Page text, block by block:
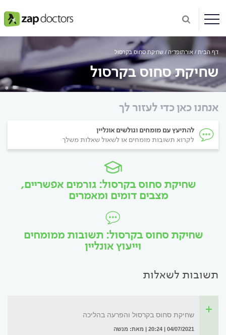
דף הבית אורתופדיה שחיקת סחוס בקרסול
שחיקת סחוס בקרסול
אנחנו כאן כדי לעזור לך
להתיעץ עם מומחים וגולשים אונליין
לקרוא תשובות מומחים או לשאול שאלות משלך
שחיקת סחוס בקרסול: גורמים אפשריים,
מצבים דומים ומאמרים
שחיקת סחוס בקרסול: תשובות ממומחים
וייעוץ אונליין
תשובות לשאלות
שחיקת סחוס בקרסול והפרעה בהליכה
04/07/2021 | 20:24 | מאת: מנשה